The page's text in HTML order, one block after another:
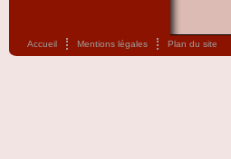
Accueil Mentions légales Plan du site